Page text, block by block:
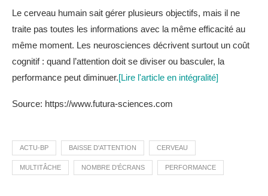
Le cerveau humain sait gérer plusieurs objectifs, mais il ne
traite pas toutes les informations avec la même efficacité au
même moment. Les neurosciences décrivent surtout un coût
cognitif : quand l’attention doit se diviser ou basculer, la
performance peut diminuer.[Lire l'article en intégralité]
Source: https://www.futura-sciences.com
ACTU-BP BAISSE D'ATTENTION CERVEAU
MULTITÂCHE NOMBRE D'ÉCRANS PERFORMANCE